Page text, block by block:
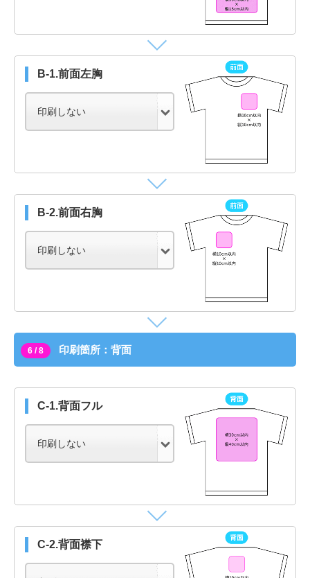
B-1.前面左胸
B-2.前面右胸
6 / 8 印刷箇所：背面
C-1.背面フル
C-2.背面襟下